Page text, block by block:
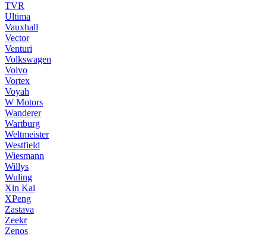
TVR
Ultima
Vauxhall
Vector
Venturi
Volkswagen
Volvo
Vortex
Voyah
W Motors
Wanderer
Wartburg
Weltmeister
Westfield
Wiesmann
Willys
Wuling
Xin Kai
XPeng
Zastava
Zeekr
Zenos